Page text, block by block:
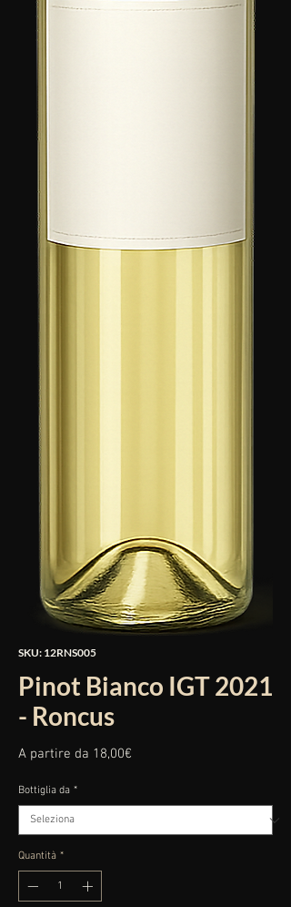
SKU: 12RNS005
Pinot Bianco IGT 2021
- Roncus
A partire da 18,00€
Bottiglia da *
Quantità *